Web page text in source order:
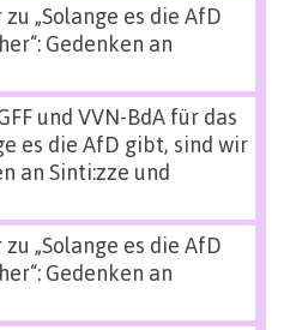
zu „Solange es die AfD
Gedenken an
und VVN-BdA für das
es die AfD gibt, sind wir
an Sinti:zze und
zu „Solange es die AfD
Gedenken an